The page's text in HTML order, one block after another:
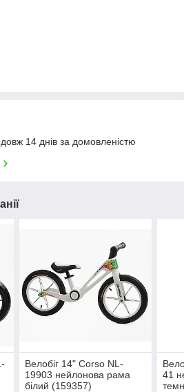
14 днів за домовленістю
Велобіг 14" Corso NL-
19903 нейлонова рама
білий (159357)
41